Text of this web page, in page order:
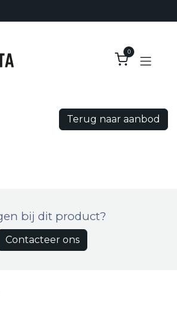
0
Terug naar aanbod
bij dit product?
Contacteer ons